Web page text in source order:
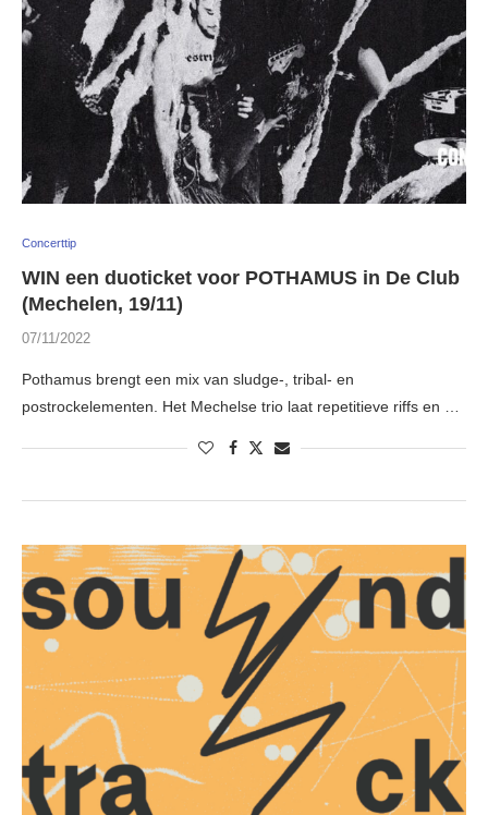
Concerttip
WIN een duoticket voor POTHAMUS in De Club
(Mechelen, 19/11)
07/11/2022
Pothamus brengt een mix van sludge-, tribal- en
postrockelementen. Het Mechelse trio laat repetitieve riffs en …